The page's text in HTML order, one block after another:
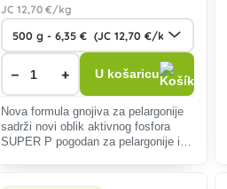
JC 12,70 €/kg
− + U košaricu
Nova formula gnojiva za pelargonije
sadrži novi oblik aktivnog fosfora
SUPER P pogodan za pelargonije i